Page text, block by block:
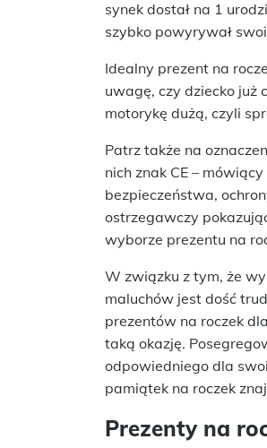
synek dostał na 1
szybko powyrywał
Idealny prezent na
uwagę, czy dziecko już
motorykę dużą, czyli
Patrz także na
nich znak CE –
bezpieczeństwa,
ostrzegawczy
wyborze prezentu na
W związku z tym, że
maluchów jest dość
prezentów na roczek
taką okazję.
odpowiedniego dla
pamiątek na roczek
Prezenty na